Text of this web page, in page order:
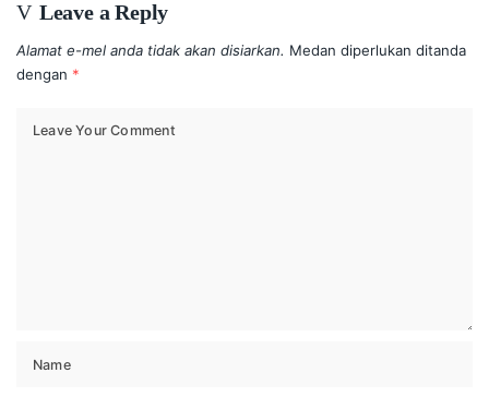
Leave a Reply
Alamat e-mel anda tidak akan disiarkan. Medan diperlukan ditanda
dengan *